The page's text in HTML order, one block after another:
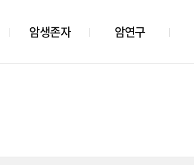
암생존자 암연구